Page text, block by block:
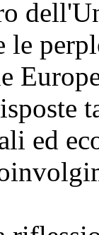
ed